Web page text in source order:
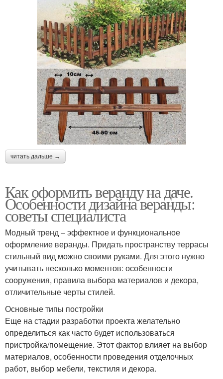
читать дальше →
Как оформить веранду на даче.
Особенности дизайна веранды:
советы специалиста
Модный тренд – эффектное и функциональное
оформление веранды. Придать пространству террасы
стильный вид можно своими руками. Для этого нужно
учитывать несколько моментов: особенности
сооружения, правила выбора материалов и декора,
отличительные черты стилей.
Основные типы постройки
Еще на стадии разработки проекта желательно
определиться как часто будет использоваться
пристройка/помещение. Этот фактор влияет на выбор
материалов, особенности проведения отделочных
работ, выбор мебели, текстиля и декора.